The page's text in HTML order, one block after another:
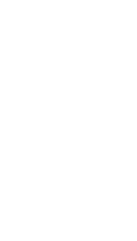
узел в кафеле.
гарнитур,
купе, cтол,